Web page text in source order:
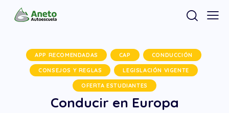
APP RECOMENDADAS CAP CONDUCCIÓN
CONSEJOS Y REGLAS LEGISLACIÓN VIGENTE
OFERTA ESTUDIANTES
Conducir en Europa